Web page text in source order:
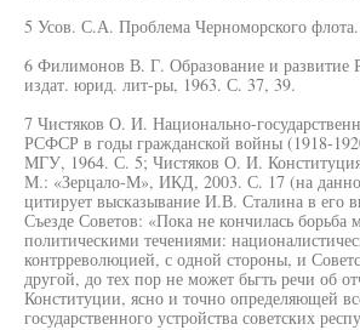
5 Усов. С.А. Проблема Черноморского
6 Филимонов В. Г. Образование и
издат. юрид. лит-ры, 1963. С. 37, 39.
7 Чистяков О. И. Национально-
РСФСР в годы гражданской войны (1918-
МГУ, 1964. С. 5; Чистяков О. И.
М.: «Зерцало-М», ИКД, 2003. С. 17 (на
цитирует высказывание И.В. Сталина в его
Съезде Советов: «Пока не кончилась борьба
политическими течениями:
контрреволюцией, с одной стороны, и
другой, до тех пор не может бьгть речи об
Конституции, ясно и точно определяющей
государственного устройства советских